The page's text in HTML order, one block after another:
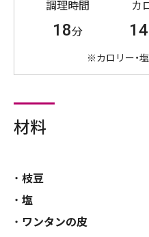
調理時間
18分
カ
※カロリー・
材料
枝豆
塩
ワンタンの皮